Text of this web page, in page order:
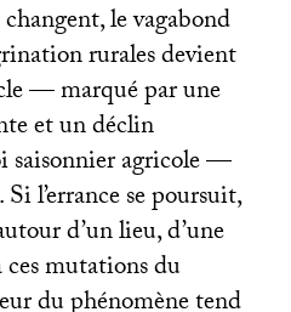
le vagabond
rurales devient
— marqué par une
et un déclin
saisonnier agricole —
l’errance se poursuit,
d’un lieu, d’une
mutations du